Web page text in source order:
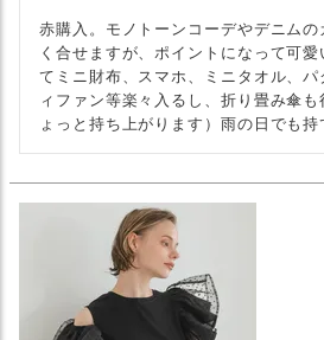
赤購入。モノトーンコーデやデニム
く合せますが、ポイントになって可
てミニ財布、スマホ、ミニタオル、
ィファン等楽々入るし、折り畳み傘
ょっと持ち上がります）雨の日でも持